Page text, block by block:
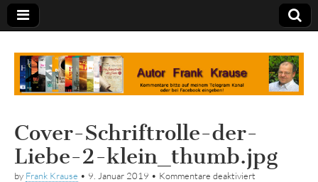
Tagebuch
Cover-Schriftrolle-der-
Liebe-2-klein_thumb.jpg
by Frank Krause • 9. Januar 2019 • Kommentare deaktiviert